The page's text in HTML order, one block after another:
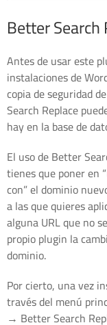
Better Search
Antes de usar este
instalaciones de
copia de seguridad
Search Replace
hay en la base de
El uso de Better
tienes que poner en
con” el dominio
a las que quieres
alguna URL que no
propio plugin la
dominio.
Por cierto, una vez
través del menú
→ Better Search